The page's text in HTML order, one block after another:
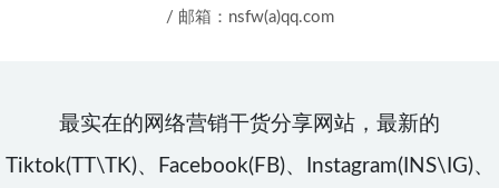
/ 邮箱：nsfw(a)qq.com
最实在的网络营销干货分享网站，最新的
Tiktok(TT\TK)、Facebook(FB)、Instagram(INS\IG)、